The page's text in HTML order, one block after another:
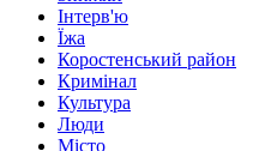
Інтерв'ю
Їжа
Коростенський район
Кримінал
Культура
Люди
Місто